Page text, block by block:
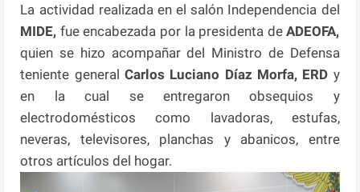
La actividad realizada en el salón Independencia del
MIDE, fue encabezada por la presidenta deADEOFA,
quien se hizo acompañar del Ministro de Defensa
teniente generalCarlos Luciano Díaz Morfa, ERD y
en la cual se entregaron obsequios y
electrodomésticos como lavadoras, estufas,
neveras, televisores, planchas y abanicos, entre
otros artículos del hogar.